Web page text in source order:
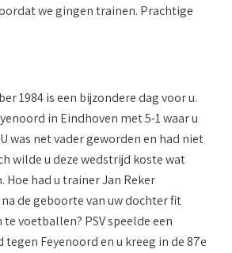
we gingen trainen. Prachtige
1984 is een bijzondere dag voor u.
in Eindhoven met 5-1 waar u
was net vader geworden en had niet
wilde u deze wedstrijd koste wat
Hoe had u trainer Jan Reker
de geboorte van uw dochter fit
voetballen? PSV speelde een
Feyenoord en u kreeg in de 87e